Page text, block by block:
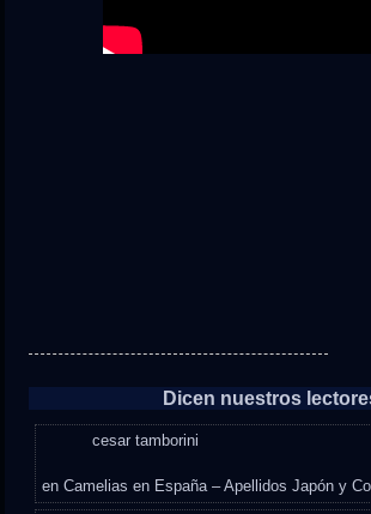
Dicen nuestros
cesar tamborini
enCamelias en España – Apellidos Japón y